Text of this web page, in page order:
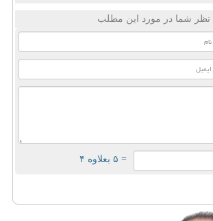
نظر شما در مورد این مطلب
= ۵ بعلاوه ۴